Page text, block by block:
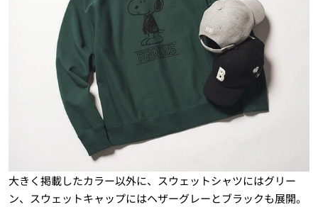
大きく掲載したカラー以外に、スウェットシャツにはグリー
ン、スウェットキャップにはヘザーグレーとブラックも展開。